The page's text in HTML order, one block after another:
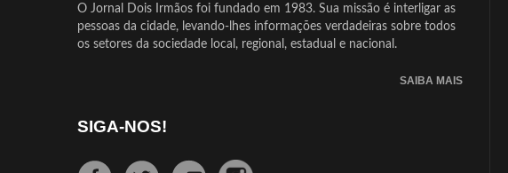
O Jornal Dois Irmãos foi fundado em 1983. Sua missão é interligar as
pessoas da cidade, levando-lhes informações verdadeiras sobre todos
os setores da sociedade local, regional, estadual e nacional.
SAIBA MAIS
SIGA-NOS!